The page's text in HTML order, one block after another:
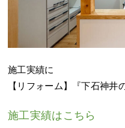
施工実績に
【リフォーム】『下石神井
施工実績はこちら